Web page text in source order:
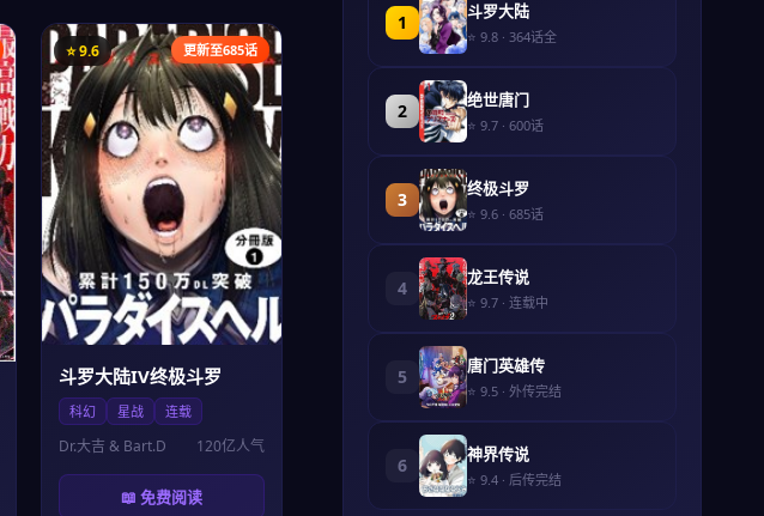
更新至685话
⭐ 9.6
斗罗大陆IV终极斗罗
科幻 星战 连载
Dr.大吉 & Bart.D 120亿人气
📖 免费阅读
1 斗罗大陆
⭐ 9.8 · 364话全
2 绝世唐门
⭐ 9.7 · 600话
3 终极斗罗
⭐ 9.6 · 685话
4 龙王传说
⭐ 9.7 · 连载中
5 唐门英雄传
⭐ 9.5 · 外传完结
6 神界传说
⭐ 9.4 · 后传完结